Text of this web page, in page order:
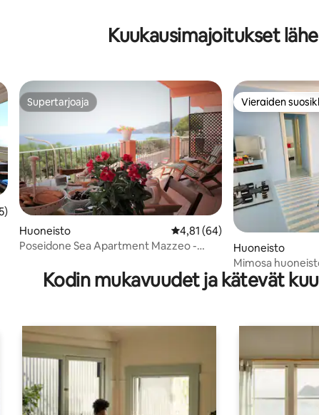
Kuukausimajoitukset
arvio 4,96/5, 325 arvostelua
Supertarjoaja
Supertarjoaja
Huoneisto Keskimääräinen arvio 4,81/5,
4,81 (64)
Poseidone Sea Apartment Mazzeo -
Vieraiden
Vieraiden
Huoneisto
Mimosa
Kodin mukavuudet ja kätevät